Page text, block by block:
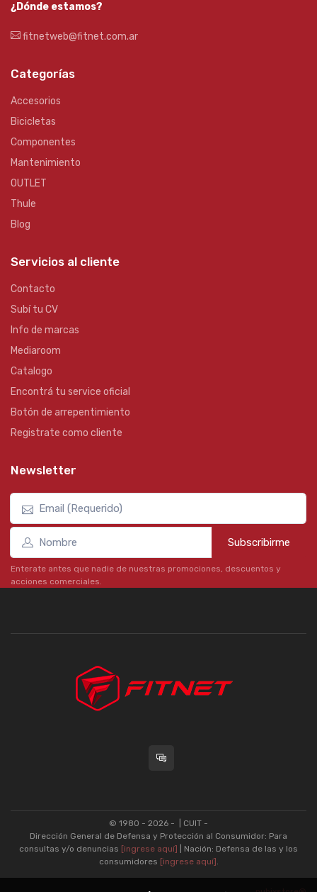
¿Dónde estamos?
fitnetweb@fitnet.com.ar
Categorías
Accesorios
Bicicletas
Componentes
Mantenimiento
OUTLET
Thule
Blog
Servicios al cliente
Contacto
Subí tu CV
Info de marcas
Mediaroom
Catalogo
Encontrá tu service oficial
Botón de arrepentimiento
Registrate como cliente
Newsletter
Subscribirme
Enterate antes que nadie de nuestras promociones, descuentos y
acciones comerciales.
© 1980 - 2026 -
| CUIT -
Dirección General de Defensa y Protección al Consumidor: Para
consultas y/o denuncias [ingrese aquí]
| Nación: Defensa de las y los
consumidores [ingrese aquí] .